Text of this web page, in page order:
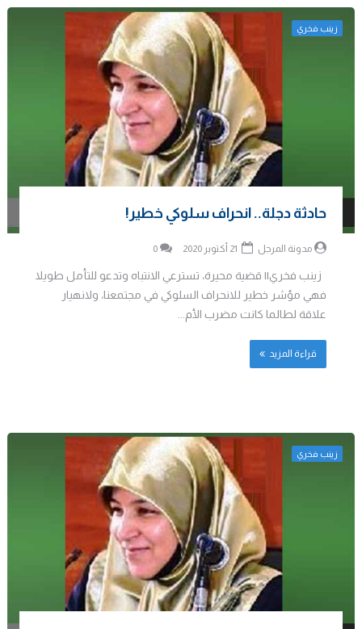
زينب فخري
حادثة دجلة.. انحراف سلوكي خطير!
مدونة المرجل 0
زينب فخري|| قضية محيرة، تسترعي الانتباه وتدعو للتأمل طويلا
فهي مؤشر خطير للانحراف السلوكي في مجتمعنا، ولانهيار
علاقة لطالما كانت مضرب الأم...
قراءة المزيد
زينب فخري